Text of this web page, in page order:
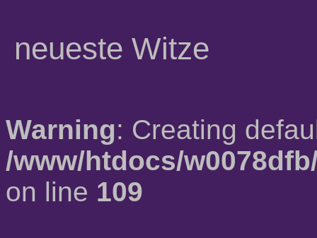
neueste Witze
Warning: Creating
/www/htdocs/
on line 109